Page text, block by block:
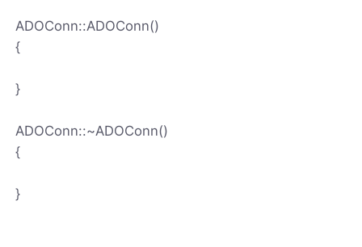
ADOConn::ADOConn()
{
}
ADOConn::~ADOConn()
{
}